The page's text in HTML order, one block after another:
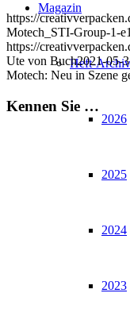
Magazin
Heft-Archiv
2026
2025
2024
2023
https://
Motech_STI-Group-1-
https://
Ute von Buch2021-05-
Motech: Neu in Szene
Kennen Sie …